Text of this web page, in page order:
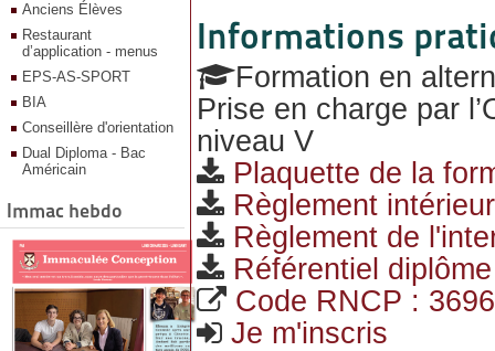
Anciens Élèves
Restaurant
d’application - menus
EPS-AS-SPORT
BIA
Conseillère d'orientation
Dual Diploma - Bac
Américain
Immac hebdo
Informations
Formation en
Prise en charge par
niveau V
Plaquette de la
Règlement intérieur
Règlement de
Référentiel diplôme
Code RNCP :
Je m'inscris